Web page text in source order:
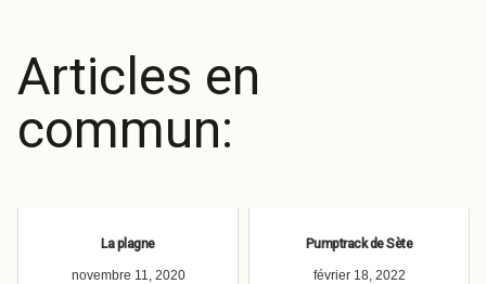
Articles en
commun:
La plagne
novembre 11, 2020
Pumptrack de Sète
février 18, 2022